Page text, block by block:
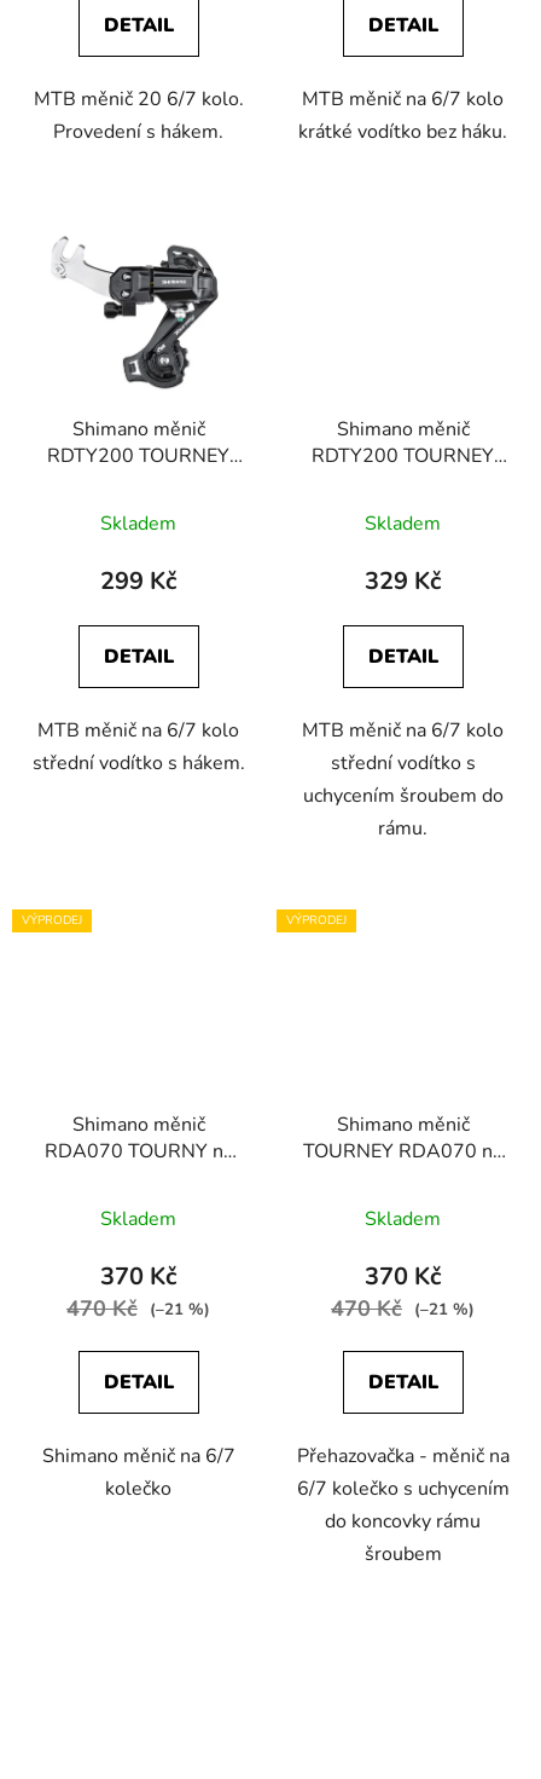
DETAIL
MTB měnič 20 6/7 kolo.
Provedení s hákem.
DETAIL
MTB měnič na 6/7 kolo
krátké vodítko bez háku.
Shimano měnič
RDTY200 TOURNEY
hákem
Skladem
299 Kč
DETAIL
MTB měnič na 6/7 kolo
střední vodítko s hákem.
Shimano měnič
RDTY200 TOURNEY
bez háku
Skladem
329 Kč
DETAIL
MTB měnič na 6/7 kolo
střední vodítko s
uchycením šroubem do
rámu.
VÝPRODEJ
Shimano měnič
RDA070 TOURNY na
Skladem
370 Kč
470 Kč (–21 %)
DETAIL
Shimano měnič na 6/7
kolečko
VÝPRODEJ
Shimano měnič
TOURNEY RDA070 na
Skladem
370 Kč
470 Kč (–21 %)
DETAIL
Přehazovačka - měnič na
6/7 kolečko s uchycením
do koncovky rámu
šroubem